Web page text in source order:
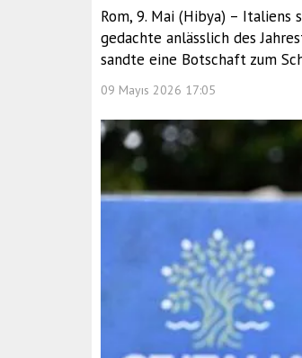
Rom, 9. Mai (Hibya) –
gedachte anlässlich des
sandte eine Botschaft zum
09 Mayıs 2026 17:05